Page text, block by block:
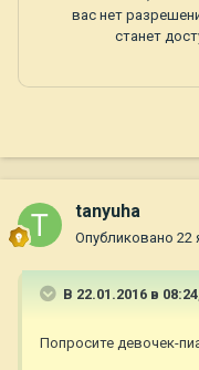
tanyuha
Опубликовано 22
В 22.01.2016 в
Попросите девочек-